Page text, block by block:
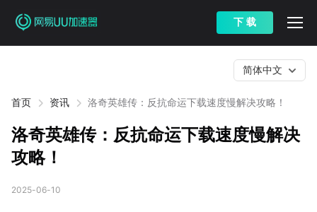
下 载
首页 资讯 洛奇英雄传：反抗命运下载速度慢解决攻略！
简体中文
洛奇英雄传：反抗命运下载速度慢解决
攻略！
2025-06-10